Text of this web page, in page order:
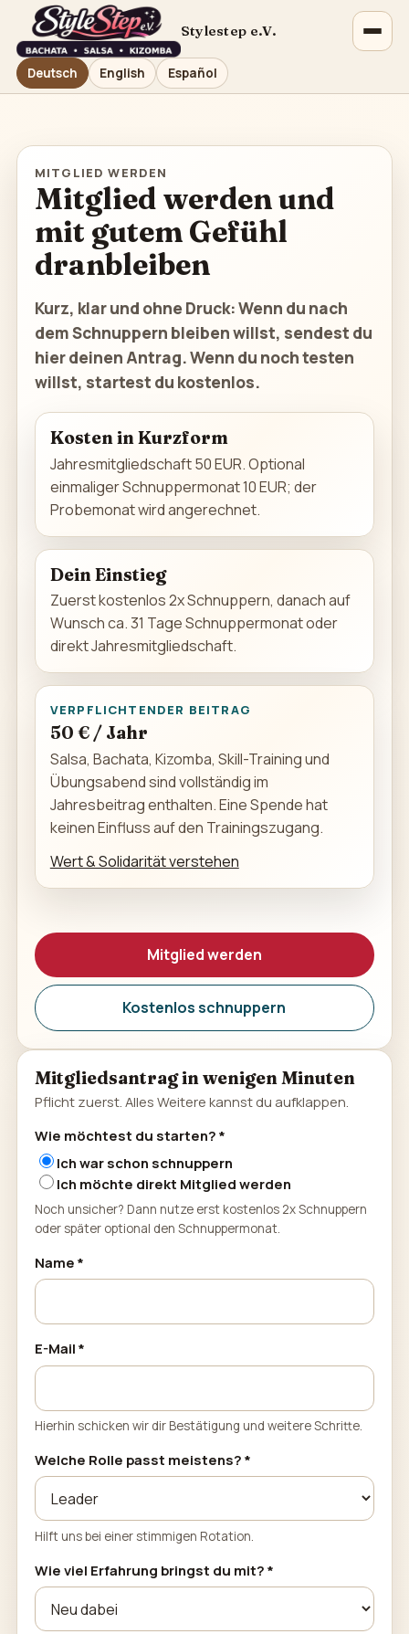
Stylestep e.V.
Deutsch English Español
MITGLIED WERDEN
Mitglied werden und
mit gutem Gefühl
dranbleiben
Kurz, klar und ohne Druck: Wenn du nach
dem Schnuppern bleiben willst, sendest du
hier deinen Antrag. Wenn du noch testen
willst, startest du kostenlos.
Kosten in Kurzform
Jahresmitgliedschaft 50 EUR. Optional
einmaliger Schnuppermonat 10 EUR; der
Probemonat wird angerechnet.
Dein Einstieg
Zuerst kostenlos 2x Schnuppern, danach auf
Wunsch ca. 31 Tage Schnuppermonat oder
direkt Jahresmitgliedschaft.
VERPFLICHTENDER BEITRAG
50 € / Jahr
Salsa, Bachata, Kizomba, Skill-Training und
Übungsabend sind vollständig im
Jahresbeitrag enthalten. Eine Spende hat
keinen Einfluss auf den Trainingszugang.
Wert & Solidarität verstehen
Mitglied werden
Kostenlos schnuppern
Mitgliedsantrag in wenigen Minuten
Pflicht zuerst. Alles Weitere kannst du aufklappen.
Wie möchtest du starten? *
Ich war schon schnuppern
Ich möchte direkt Mitglied werden
Noch unsicher? Dann nutze erst kostenlos 2x Schnuppern
oder später optional den Schnuppermonat.
Name *
E-Mail *
Hierhin schicken wir dir Bestätigung und weitere Schritte.
Welche Rolle passt meistens? *
Hilft uns bei einer stimmigen Rotation.
Wie viel Erfahrung bringst du mit? *